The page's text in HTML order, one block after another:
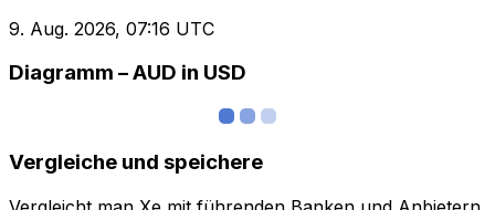
9. Aug. 2026, 07:16 UTC
Diagramm – AUD in USD
Vergleiche und speichere